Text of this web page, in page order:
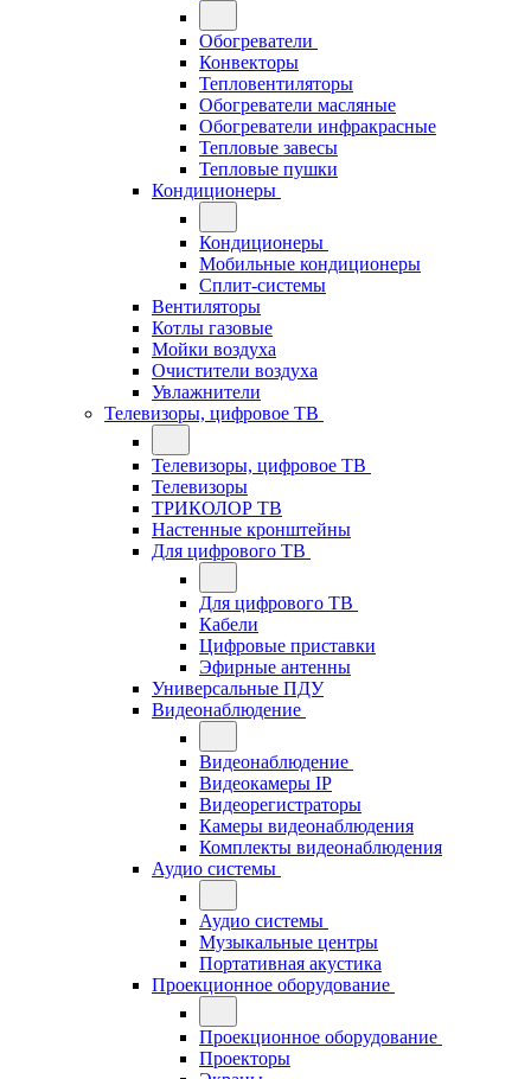
Обогреватели
Конвекторы
Тепловентиляторы
Обогреватели масляные
Обогреватели инфракрасные
Тепловые завесы
Тепловые пушки
Кондиционеры
Кондиционеры
Мобильные кондиционеры
Сплит-системы
Вентиляторы
Котлы газовые
Мойки воздуха
Очистители воздуха
Увлажнители
Телевизоры, цифровое ТВ
Телевизоры, цифровое ТВ
Телевизоры
ТРИКОЛОР ТВ
Настенные кронштейны
Для цифрового ТВ
Для цифрового ТВ
Кабели
Цифровые приставки
Эфирные антенны
Универсальные ПДУ
Видеонаблюдение
Видеонаблюдение
Видеокамеры IP
Видеорегистраторы
Камеры видеонаблюдения
Комплекты видеонаблюдения
Аудио системы
Аудио системы
Музыкальные центры
Портативная акустика
Проекционное оборудование
Проекционное оборудование
Проекторы